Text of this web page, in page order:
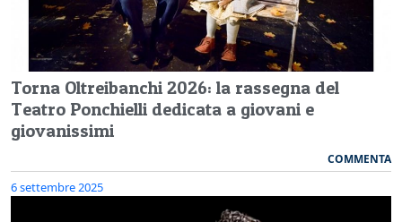
Torna Oltreibanchi 2026: la rassegna del
Teatro Ponchielli dedicata a giovani e
giovanissimi
COMMENTA
6 settembre 2025